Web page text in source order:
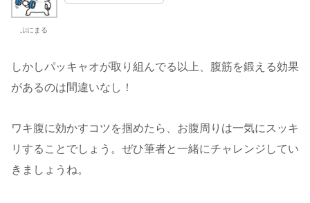
ぷにまる
しかしパッキャオが取り組んでる以上、腹筋を鍛える効果
があるのは間違いなし！
ワキ腹に効かすコツを掴めたら、お腹周りは一気にスッキ
リすることでしょう。ぜひ筆者と一緒にチャレンジしてい
きましょうね。